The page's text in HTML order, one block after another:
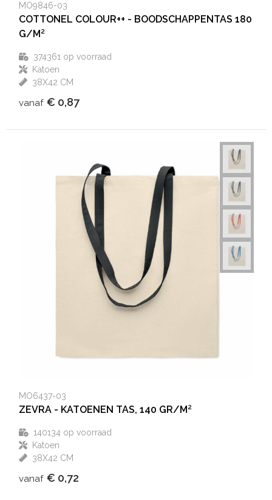
MO9846-03
COTTONEL COLOUR++ - BOODSCHAPPENTAS 180
G/M²
374361 op voorraad
Katoen
38X42 CM
vanaf € 0,87
MO6437-03
ZEVRA - KATOENEN TAS, 140 GR/M²
140134 op voorraad
Katoen
38X42 CM
vanaf € 0,72